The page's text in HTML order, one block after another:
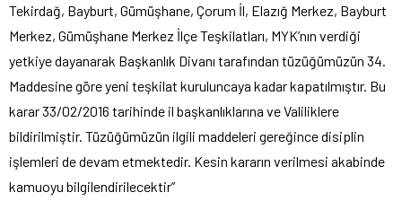
Tekirdağ, Bayburt, Gümüşhane, Çorum İl, Elazığ Merkez, Bayburt
Merkez, Gümüşhane Merkez İlçe Teşkilatları, MYK’nın verdiği
yetkiye dayanarak Başkanlık Divanı tarafından tüzüğümüzün 34.
Maddesine göre yeni teşkilat kuruluncaya kadar kapatılmıştır. Bu
karar 33/02/2016 tarihinde il başkanlıklarına ve Valiliklere
bildirilmiştir. Tüzüğümüzün ilgili maddeleri gereğince disiplin
işlemleri de devam etmektedir. Kesin kararın verilmesi akabinde
kamuoyu bilgilendirilecektir”